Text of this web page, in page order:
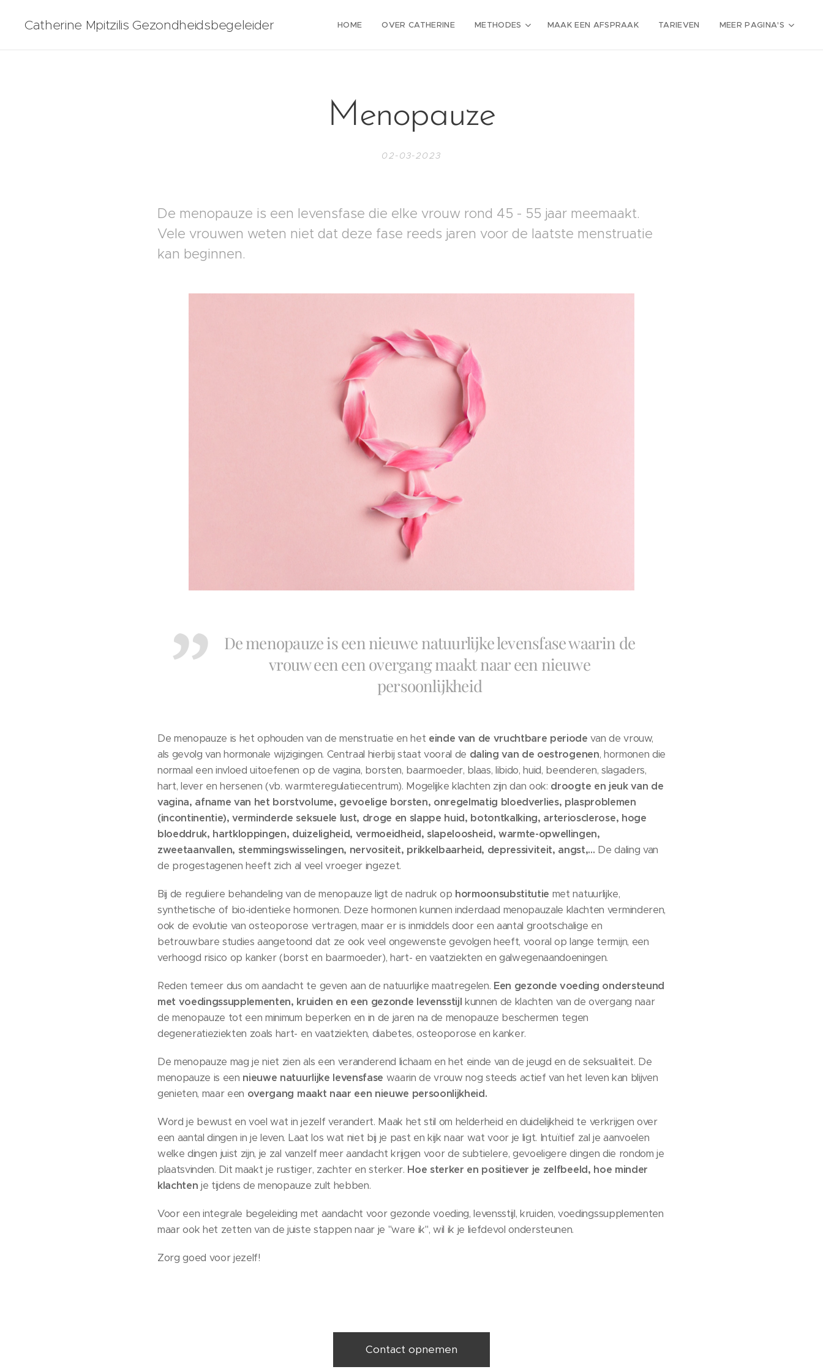
Catherine Mpitzilis Gezondheidsbegeleider HOME OVER CATHERINE METHODES MAAK EEN AFSPRAAK TARIEVEN MEER PAGINA'S
Menopauze
02-03-2023
De menopauze is een levensfase die elke vrouw rond 45 - 55 jaar meemaakt.
Vele vrouwen weten niet dat deze fase reeds jaren voor de laatste menstruatie
kan beginnen.
De menopauze is een nieuwe natuurlijke levensfase waarin de
vrouw een een overgang maakt naar een nieuwe
persoonlijkheid
De menopauze is het ophouden van de menstruatie en het einde van de vruchtbare periode van de vrouw,
als gevolg van hormonale wijzigingen. Centraal hierbij staat vooral de daling van de oestrogenen, hormonen die
normaal een invloed uitoefenen op de vagina, borsten, baarmoeder, blaas, libido, huid, beenderen, slagaders,
hart, lever en hersenen (vb. warmteregulatiecentrum). Mogelijke klachten zijn dan ook: droogte en jeuk van de
vagina, afname van het borstvolume, gevoelige borsten, onregelmatig bloedverlies, plasproblemen
(incontinentie), verminderde seksuele lust, droge en slappe huid, botontkalking, arteriosclerose, hoge
bloeddruk, hartkloppingen, duizeligheid, vermoeidheid, slapeloosheid, warmte-opwellingen,
zweetaanvallen, stemmingswisselingen, nervositeit, prikkelbaarheid, depressiviteit, angst,... De daling van
de progestagenen heeft zich al veel vroeger ingezet.
Bij de reguliere behandeling van de menopauze ligt de nadruk op hormoonsubstitutie met natuurlijke,
synthetische of bio-identieke hormonen. Deze hormonen kunnen inderdaad menopauzale klachten verminderen,
ook de evolutie van osteoporose vertragen, maar er is inmiddels door een aantal grootschalige en
betrouwbare studies aangetoond dat ze ook veel ongewenste gevolgen heeft, vooral op lange termijn, een
verhoogd risico op kanker (borst en baarmoeder), hart- en vaatziekten en galwegenaandoeningen.
Reden temeer dus om aandacht te geven aan de natuurlijke maatregelen. Een gezonde voeding ondersteund
met voedingssupplementen, kruiden en een gezonde levensstijl kunnen de klachten van de overgang naar
de menopauze tot een minimum beperken en in de jaren na de menopauze beschermen tegen
degeneratieziekten zoals hart- en vaatziekten, diabetes, osteoporose en kanker.
De menopauze mag je niet zien als een veranderend lichaam en het einde van de jeugd en de seksualiteit. De
menopauze is een nieuwe natuurlijke levensfase waarin de vrouw nog steeds actief van het leven kan blijven
genieten, maar een overgang maakt naar een nieuwe persoonlijkheid.
Word je bewust en voel wat in jezelf verandert. Maak het stil om helderheid en duidelijkheid te verkrijgen over
een aantal dingen in je leven. Laat los wat niet bij je past en kijk naar wat voor je ligt. Intuïtief zal je aanvoelen
welke dingen juist zijn, je zal vanzelf meer aandacht krijgen voor de subtielere, gevoeligere dingen die rondom je
plaatsvinden. Dit maakt je rustiger, zachter en sterker. Hoe sterker en positiever je zelfbeeld, hoe minder
klachtenje tijdens de menopauze zult hebben.
Voor een integrale begeleiding met aandacht voor gezonde voeding, levensstijl, kruiden, voedingssupplementen
maar ook het zetten van de juiste stappen naar je "ware ik", wil ik je liefdevol ondersteunen.
Zorg goed voor jezelf!
Contact opnemen